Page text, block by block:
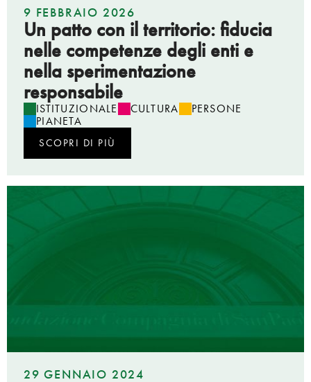
9 FEBBRAIO 2026
Un patto con il territorio: fiducia
nelle competenze degli enti e
nella sperimentazione
responsabile
ISTITUZIONALE CULTURA
PERSONE
PIANETA
SCOPRI DI PIÙ
29 GENNAIO 2024